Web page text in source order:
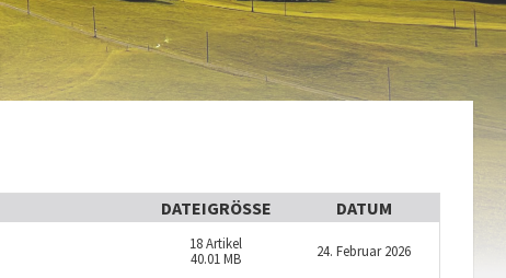
DATEIGRÖSSE
DATUM
18Artikel
40.01 MB
24. Februar 2026